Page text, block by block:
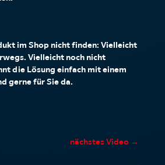
im Shop nicht finden: Vielleicht
Vielleicht noch nicht
die Lösung einfach mit einem
gerne für Sie da.
nächstes Video →